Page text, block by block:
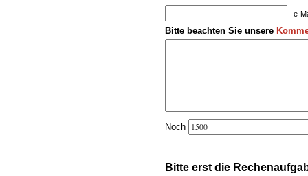
e-
Bitte beachten Sie unsere
Noch
Bitte erst die